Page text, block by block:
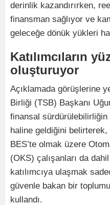
derinlik kazandırırken,
finansman sağlıyor ve
geleceğe dönük yükleri
Katılımcıların
oluşturuyor
Açıklamada görüşlerine
Birliği (TSB) Başkanı
finansal sürdürülebilirliğin
haline geldiğini
BES’te olmak üzere
(OKS) çalışanları da
katılımcıya ulaşmak
güvenle bakan bir
kullandı.